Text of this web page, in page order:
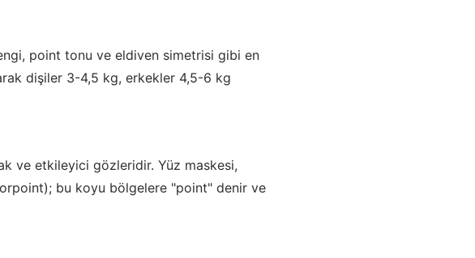
point tonu ve eldiven simetrisi gibi en
dişiler 3-4,5 kg, erkekler 4,5-6 kg
ve etkileyici gözleridir. Yüz maskesi,
bu koyu bölgelere "point" denir ve